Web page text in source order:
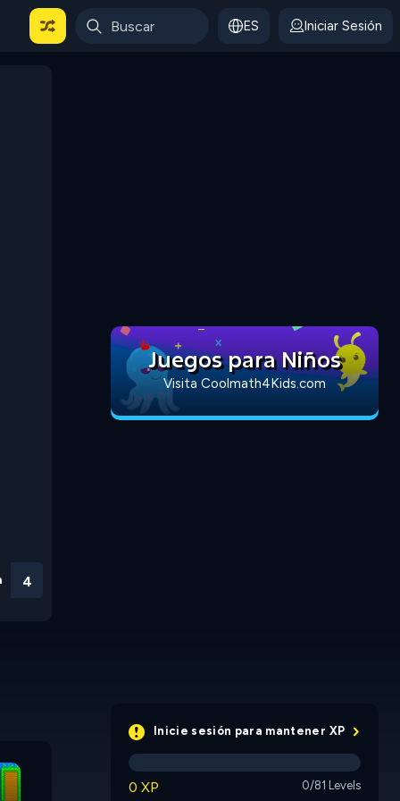
ES Iniciar Sesión
3
Mini Coins Mini Flips
Juegos para Niños
Visita Coolmath4Kids.com
Inicie sesión para mantener XP
0 XP 0/81 Levels